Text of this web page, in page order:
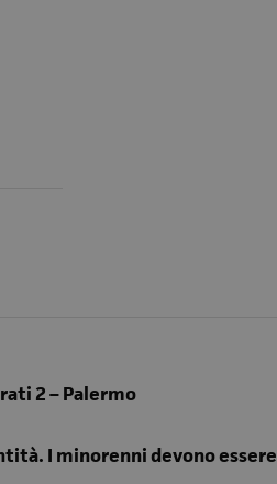
2 – Palermo
I minorenni devono essere